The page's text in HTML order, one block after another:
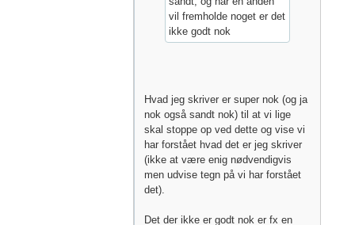
vil fremholde noget er det
ikke godt nok
Hvad jeg skriver er super nok (og ja
nok også sandt nok) til at vi lige
skal stoppe op ved dette og vise vi
har forstået hvad det er jeg skriver
(ikke at være enig nødvendigvis
men udvise tegn på vi har forstået
det).
Det der ikke er godt nok er fx en